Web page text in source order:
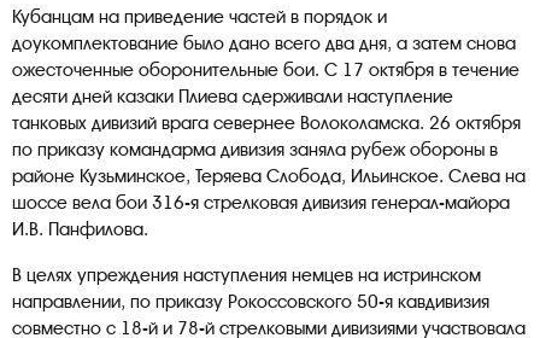
Кубанцам на приведение частей в порядок и
доукомплектование было дано всего два дня, а затем снова
ожесточенные оборонительные бои. С 17 октября в течение
десяти дней казаки Плиева сдерживали наступление
танковых дивизий врага севернее Волоколамска. 26 октября
по приказу командарма дивизия заняла рубеж обороны в
районе Кузьминское, Теряева Слобода, Ильинское. Слева на
шоссе вела бои 316-я стрелковая дивизия генерал-майора
И.В. Панфилова.
В целях упреждения наступления немцев на истринском
направлении, по приказу Рокоссовского 50-я кавдивизия
совместно с 18-й и 78-й стрелковыми дивизиями участвовала